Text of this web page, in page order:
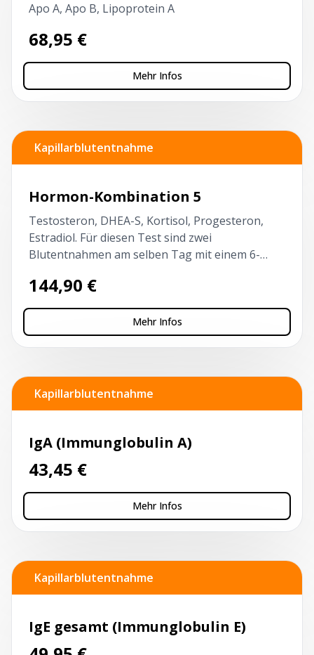
Apo A, Apo B, Lipoprotein A
68,95 €
Mehr Infos
Kapillarblutentnahme
Hormon-Kombination 5
Testosteron, DHEA-S, Kortisol, Progesteron,
Estradiol. Für diesen Test sind zwei
Blutentnahmen am selben Tag mit einem 6-
vor 10 Uhr und nüchtern!
144,90 €
Mehr Infos
Kapillarblutentnahme
IgA (Immunglobulin A)
43,45 €
Mehr Infos
Kapillarblutentnahme
IgE gesamt (Immunglobulin E)